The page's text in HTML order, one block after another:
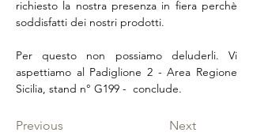
Previous Next
richiesto la nostra presenza in fiera perchè
soddisfatti dei nostri prodotti.
Per questo non possiamo deluderli. Vi
aspettiamo al Padiglione 2 - Area Regione
Sicilia, stand n° G199 -  conclude.